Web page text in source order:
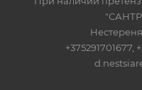
+375291701677,